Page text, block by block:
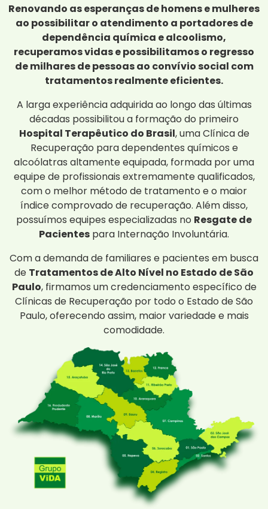
Renovando as esperanças de homens e mulheres
ao possibilitar o atendimento a portadores de
dependência química e alcoolismo,
recuperamos vidas e possibilitamos o regresso
de milhares de pessoas ao convívio social com
tratamentos realmente eficientes.
A larga experiência adquirida ao longo das últimas
décadas possibilitou a formação do primeiro
Hospital Terapêutico do Brasil, uma Clínica de
Recuperação para dependentes químicos e
alcoólatras altamente equipada, formada por uma
equipe de profissionais extremamente qualificados,
com o melhor método de tratamento e o maior
índice comprovado de recuperação. Além disso,
possuímos equipes especializadas no Resgate de
Pacientes para Internação Involuntária.
Com a demanda de familiares e pacientes em busca
de Tratamentos de Alto Nível no Estado de São
Paulo, firmamos um credenciamento específico de
Clínicas de Recuperação por todo o Estado de São
Paulo, oferecendo assim, maior variedade e mais
comodidade.